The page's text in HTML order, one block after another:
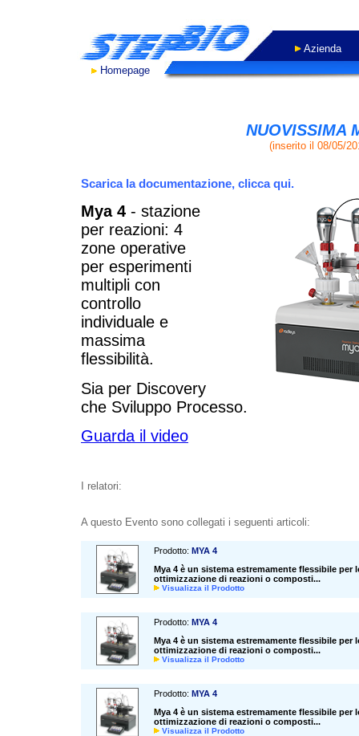
Azienda
Homepage
NUOVISSIMA
(inserito il 08/05/
Scarica la documentazione, clicca qui.
Mya 4 - stazione
per reazioni: 4
zone operative
per esperimenti
multipli con
controllo
individuale e
massima
flessibilità.
Sia per Discovery
che Sviluppo Processo.
Guarda il video
I relatori:
A questo Evento sono collegati i seguenti articoli:
Prodotto: MYA 4
Mya 4 è un sistema estremamente flessibile
ottimizzazione di reazioni o composti...
Visualizza il Prodotto
Prodotto: MYA 4
Mya 4 è un sistema estremamente flessibile
ottimizzazione di reazioni o composti...
Visualizza il Prodotto
Prodotto: MYA 4
Mya 4 è un sistema estremamente flessibile
ottimizzazione di reazioni o composti...
Visualizza il Prodotto